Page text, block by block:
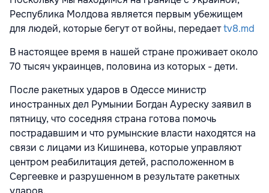
Республика Молдова является первым убежищем
для людей, которые бегут от войны, передаетtv8.md
В настоящее время в нашей стране проживает около
70 тысяч украинцев, половина из которых - дети.
После ракетных ударов в Одессе министр
иностранных дел Румынии Богдан Ауреску заявил в
пятницу, что соседняя страна готова помочь
пострадавшим и что румынские власти находятся на
связи с лицами из Кишинева, которые управляют
центром реабилитация детей, расположенном в
Сергеевке и разрушенном в результате ракетных